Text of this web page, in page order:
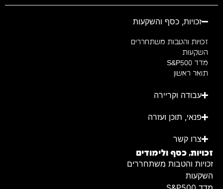
זכויות, כסף והשקעות
זכויות והטבות משתחררים
השקעות
מדד S&P500
תואר ראשון
עבודה וקריירה
פנאי, תוכן ועזרה
צרו קשר
זכויות, כסף ולימודים
זכויות והטבות משתחררים
השקעות